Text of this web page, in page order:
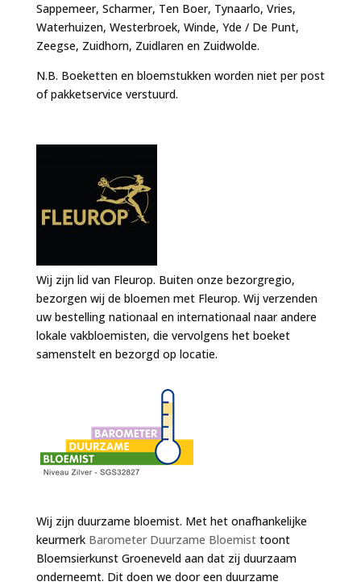
Sappemeer, Scharmer, Ten Boer, Tynaarlo, Vries,
Waterhuizen, Westerbroek, Winde, Yde / De Punt,
Zeegse, Zuidhorn, Zuidlaren en Zuidwolde.
N.B. Boeketten en bloemstukken worden niet per post
of pakketservice verstuurd.
Wij zijn lid van Fleurop. Buiten onze bezorgregio,
bezorgen wij de bloemen met Fleurop. Wij verzenden
uw bestelling nationaal en internationaal naar andere
lokale vakbloemisten, die vervolgens het boeket
samenstelt en bezorgd op locatie.
Wij zijn duurzame bloemist. Met het onafhankelijke
keurmerk Barometer Duurzame Bloemisttoont
Bloemsierkunst Groeneveld aan dat zij duurzaam
onderneemt. Dit doen we door een duurzame